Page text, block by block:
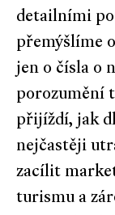
detailními
přemýšlíme
jen o čísla o
porozumění
přijíždí, jak
nejčastěji
zacílit
turismu a